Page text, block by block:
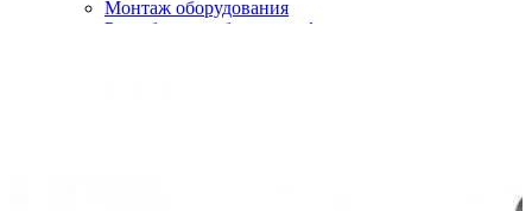
Монтаж оборудования
Разработка и сборка шкафов управления